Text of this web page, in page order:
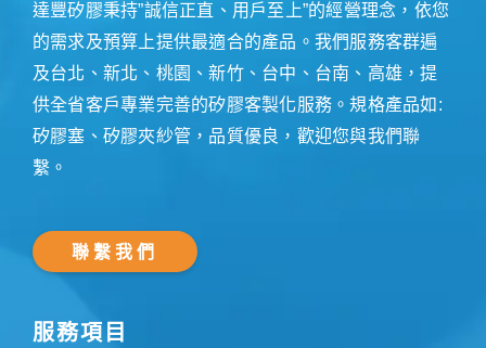
達豐矽膠秉持”誠信正直、用戶至上”的經營理念，依您
的需求及預算上提供最適合的產品。我們服務客群遍
及台北、新北、桃園、新竹、台中、台南、高雄，提
供全省客戶專業完善的矽膠客製化服務。規格產品如:
矽膠塞、矽膠夾紗管，品質優良，歡迎您與我們聯
繫。
聯繫我們
服務項目